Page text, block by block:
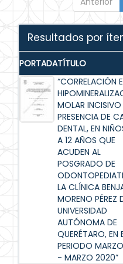
Resultados por
PORTADATÍTULO
“CORRELACIÓN
MOLAR INCISIVO
PRESENCIA DE
DENTAL, EN
A 12 AÑOS QUE
ACUDEN AL
POSGRADO DE
LA CLÍNICA
MORENO PÉREZ
UNIVERSIDAD
AUTÓNOMA DE
QUERÉTARO, EN
PERIODO
- MARZO 2020”